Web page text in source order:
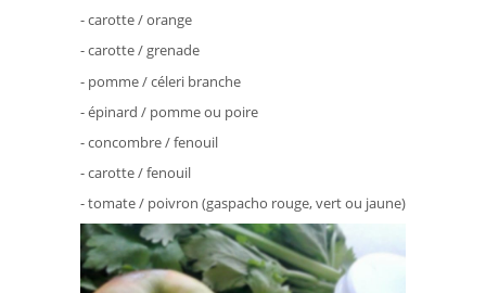
- carotte / orange
- carotte / grenade
- pomme / céleri branche
- épinard / pomme ou poire
- concombre / fenouil
- carotte / fenouil
- tomate / poivron (gaspacho rouge, vert ou jaune)